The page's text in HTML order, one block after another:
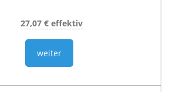
27,07 € effektiv
weiter